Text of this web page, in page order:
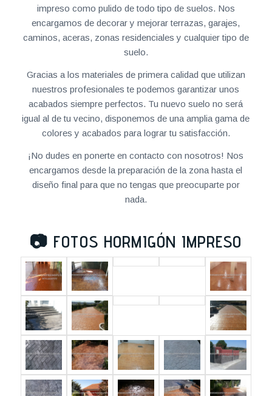
impreso como pulido de todo tipo de suelos. Nos
encargamos de decorar y mejorar terrazas, garajes,
caminos, aceras, zonas residenciales y cualquier tipo de
suelo.
Gracias a los materiales de primera calidad que utilizan
nuestros profesionales te podemos garantizar unos
acabados siempre perfectos. Tu nuevo suelo no será
igual al de tu vecino, disponemos de una amplia gama de
colores y acabados para lograr tu satisfacción.
¡No dudes en ponerte en contacto con nosotros! Nos
encargamos desde la preparación de la zona hasta el
diseño final para que no tengas que preocuparte por
nada.
📷 FOTOS HORMIGÓN IMPRESO